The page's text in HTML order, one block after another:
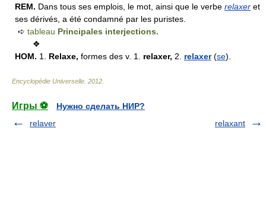
REM. Dans tous ses emplois, le mot, ainsi que le verbe relaxer et
ses dérivés, a été condamné par les puristes.
➪ tableau Principales interjections.
❖
HOM. 1. Relaxe, formes des v. 1. relaxer, 2. relaxer (se).
Encyclopédie Universelle 2012
Игры ⚽
Нужно сделать НИР?
relaver
relaxant